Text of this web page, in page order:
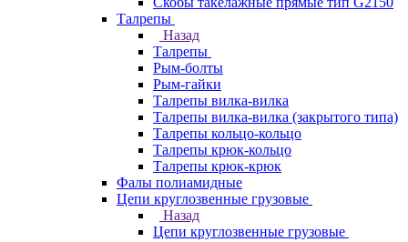
Талрепы
Назад
Талрепы
Рым-болты
Рым-гайки
Талрепы вилка-вилка
Талрепы вилка-вилка (закрытого типа)
Талрепы кольцо-кольцо
Талрепы крюк-кольцо
Талрепы крюк-крюк
Фалы полиамидные
Цепи круглозвенные грузовые
Назад
Цепи круглозвенные грузовые